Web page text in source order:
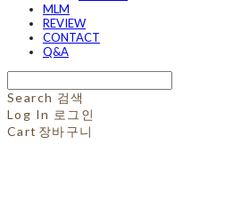
MLM
REVIEW
CONTACT
Q&A
Search 검색
Log In 로그인
Cart 장바구니